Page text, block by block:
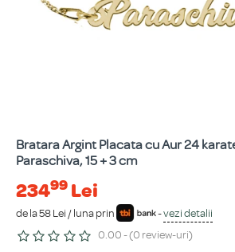
Bratara Argint Placata cu Aur 24
Paraschiva, 15 + 3 cm
23499 Lei
de la 58 Lei / luna prin -vezi detalii
0.00 - (0 review-uri)